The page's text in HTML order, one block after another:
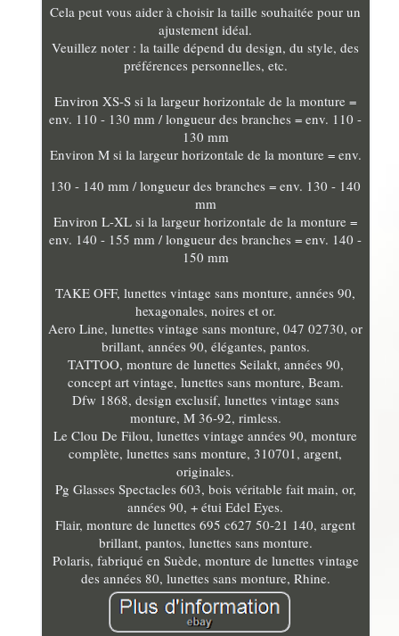
Cela peut vous aider à choisir la taille souhaitée pour un
ajustement idéal.
Veuillez noter : la taille dépend du design, du style, des
préférences personnelles, etc.
Environ XS-S si la largeur horizontale de la monture =
env. 110 - 130 mm / longueur des branches = env. 110 -
130 mm
Environ M si la largeur horizontale de la monture = env.
130 - 140 mm / longueur des branches = env. 130 - 140
mm
Environ L-XL si la largeur horizontale de la monture =
env. 140 - 155 mm / longueur des branches = env. 140 -
150 mm
TAKE OFF, lunettes vintage sans monture, années 90,
hexagonales, noires et or.
Aero Line, lunettes vintage sans monture, 047 02730, or
brillant, années 90, élégantes, pantos.
TATTOO, monture de lunettes Seilakt, années 90,
concept art vintage, lunettes sans monture, Beam.
Dfw 1868, design exclusif, lunettes vintage sans
monture, M 36-92, rimless.
Le Clou De Filou, lunettes vintage années 90, monture
complète, lunettes sans monture, 310701, argent,
originales.
Pg Glasses Spectacles 603, bois véritable fait main, or,
années 90, + étui Edel Eyes.
Flair, monture de lunettes 695 c627 50-21 140, argent
brillant, pantos, lunettes sans monture.
Polaris, fabriqué en Suède, monture de lunettes vintage
des années 80, lunettes sans monture, Rhine.